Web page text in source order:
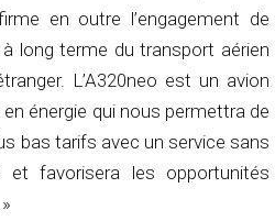
en outre l’engagement de
long terme du transport aérien
L’A320neo est un avion
énergie qui nous permettra de
bas tarifs avec un service sans
favorisera les opportunités